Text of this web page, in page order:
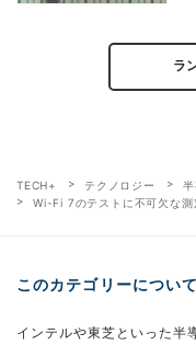
ラ
TECH+ テクノロジー
半
Wi-Fi 7のテストに不可欠な測
このカテゴリーについて
インテルや東芝といった半